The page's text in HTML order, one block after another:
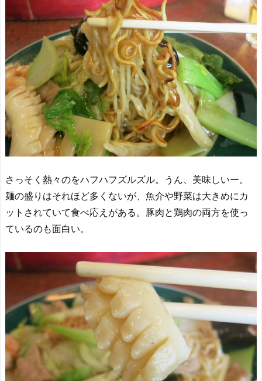
さっそく熱々のをハフハフズルズル。うん、美味しいー。
麺の盛りはそれほど多くないが、魚介や野菜は大きめにカ
ットされていて食べ応えがある。豚肉と鶏肉の両方を使っ
ているのも面白い。